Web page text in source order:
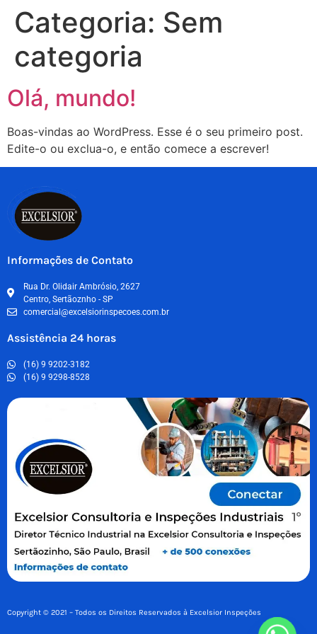
Categoria: Sem
categoria
Olá, mundo!
Boas-vindas ao WordPress. Esse é o seu primeiro post.
Edite-o ou exclua-o, e então comece a escrever!
Informações de Contato
Rua Dr. Olidair Ambrósio, 2627
Centro, Sertãoznho - SP
comercial@excelsiorinspecoes.com.br
Assistência 24 horas
(16) 9 9202-3182
(16) 9 9298-8528
Copyright © 2021 – Todos os Direitos Reservados à Excelsior Inspeções